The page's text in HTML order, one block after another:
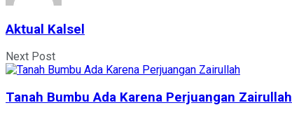
Aktual Kalsel
Next Post
Tanah Bumbu Ada Karena Perjuangan Zairullah